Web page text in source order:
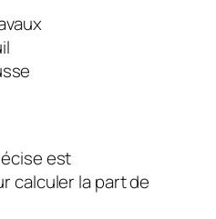
est
calculer la part de